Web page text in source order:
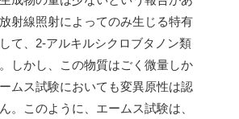
射線照射によってのみ生じる特有
て、2-アルキルシクロブタノン類
しかし、この物質はごく微量しか
ムス試験においても変異原性は認
。このように、エームス試験は、